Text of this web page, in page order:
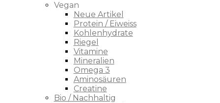
Vegan
Neue Artikel
Protein / Eiweiss
Kohlenhydrate
Riegel
Vitamine
Mineralien
Omega 3
Aminosäuren
Creatine
Bio / Nachhaltig